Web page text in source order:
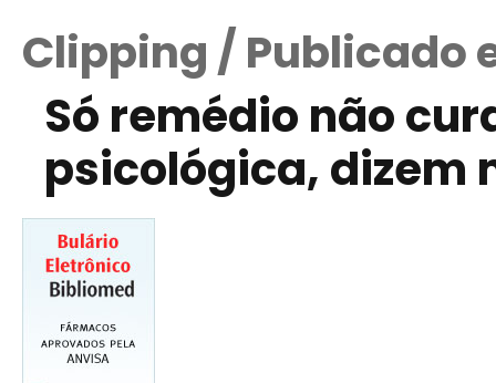
Clipping / Publicado
Só remédio não
psicológica, dizem